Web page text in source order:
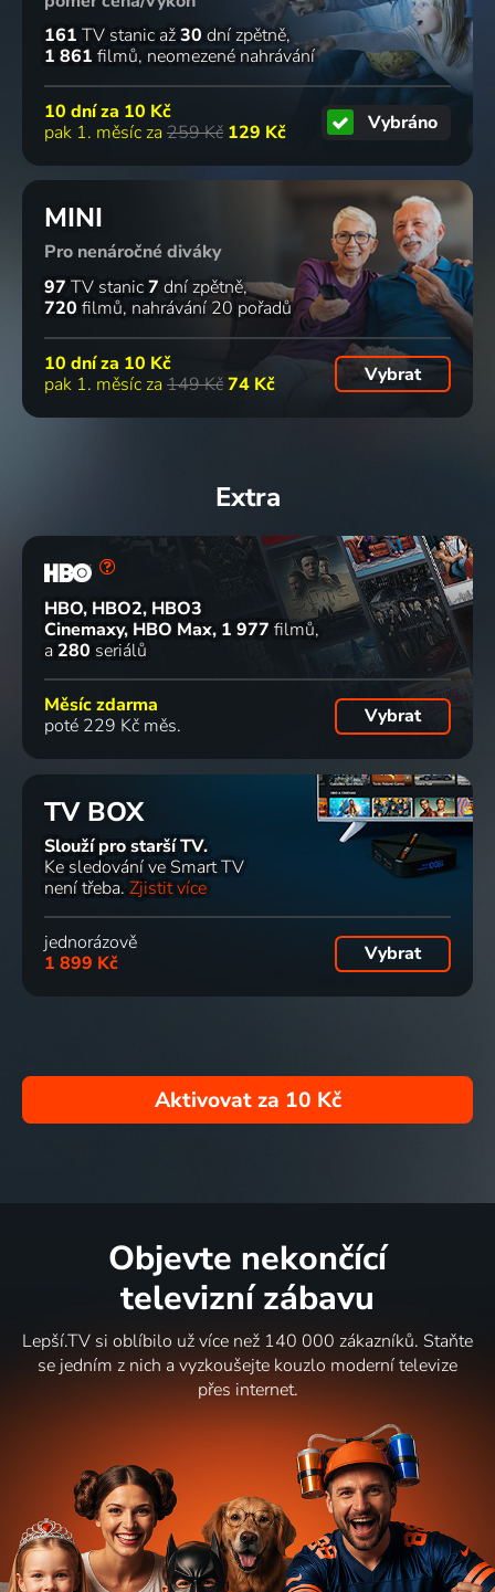
161 TV stanic až30 dní zpětně
1 861 filmů neomezené nahrávání
10 dní za 10 Kč
pak 1. měsíc za 259 Kč 129 Kč Vybráno
MINI
Pro nenáročné diváky
97 TV stanic7 dní zpětně
720 filmů nahrávání 20 pořadů
10 dní za 10 Kč
pak 1. měsíc za 149 Kč74 Kč Vybrat
Extra
HBO, HBO2, HBO3
Cinemaxy, HBO Max 1 977 filmů
a 280 seriálů
Měsíc zdarma
poté 229 Kč měs.
Vybrat
TV BOX
Slouží pro starší TV.
Ke sledování ve Smart TV
není třeba. Zjistit více
jednorázově
1 899 Kč
Vybrat
Aktivovat za 10 Kč
Objevte nekončící
televizní zábavu
Lepší.TV si oblíbilo už více než 140 000 zákazníků. Staňte
se jedním z nich a vyzkoušejte kouzlo moderní televize
přes internet.